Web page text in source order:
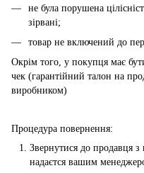
не була порушена
зірвані;
товар не включений до
Окрім того, у покупця має
чек (гарантійний талон на
виробником)
Процедура повернення:
Звернутися до продавця
надаєтся вашим